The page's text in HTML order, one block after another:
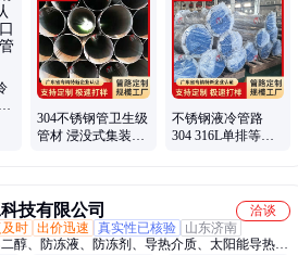
系统液冷管、不锈钢浸没式液冷管、不锈储能系
钢CDU管路、不锈钢水管、不锈钢真空管
304不锈钢管卫生级
管材 浸没式集装箱
不锈钢液冷管路
304 316L单排等径6
技有限公司
洽谈
及时 出价迅速 真实性已核验
山东济南
醇、防冻液、防冻剂、导热介质、太阳能导热